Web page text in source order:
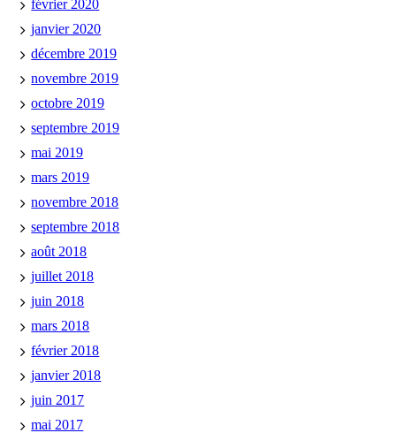
février 2020
janvier 2020
décembre 2019
novembre 2019
octobre 2019
septembre 2019
mai 2019
mars 2019
novembre 2018
septembre 2018
août 2018
juillet 2018
juin 2018
mars 2018
février 2018
janvier 2018
juin 2017
mai 2017